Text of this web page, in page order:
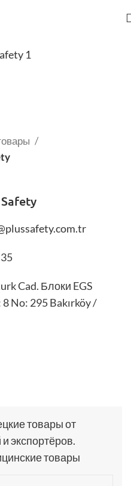
Cad. Блоки EGS
No: 295 Bakırköy /
товары от
экспортёров.
товары